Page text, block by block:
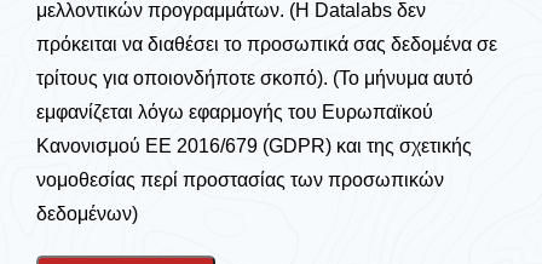
μελλοντικών προγραμμάτων. (Η Datalabs δεν
πρόκειται να διαθέσει το προσωπικά σας δεδομένα σε
τρίτους για οποιονδήποτε σκοπό). (Το μήνυμα αυτό
εμφανίζεται λόγω εφαρμογής του Ευρωπαϊκού
Κανονισμού ΕΕ 2016/679 (GDPR) και της σχετικής
νομοθεσίας περί προστασίας των προσωπικών
δεδομένων)